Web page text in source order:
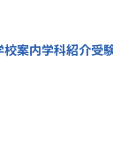
校案内学科紹介受